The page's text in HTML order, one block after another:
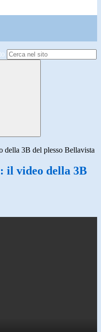
della 3B del plesso Bellavista
il video della 3B